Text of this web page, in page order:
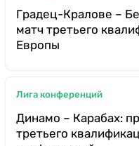
Градец-Кралове –
матч третьего
Европы
Лига конференций
Динамо – Карабах:
третьего